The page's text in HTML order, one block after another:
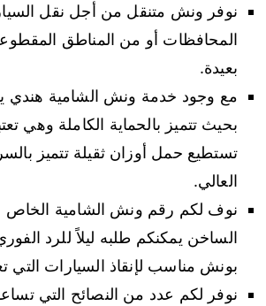
نوفر ونش متنقل من أجل نقل
المحافظات أو من المناطق
بعيدة.
مع وجود خدمة ونش الشامية هندي
بحيث تتميز بالحماية الكاملة وهي
تستطيع حمل أوزان ثقيلة تتميز
العالي.
نوف لكم رقم ونش الشامية الخاص
الساخن يمكنكم طلبه ليلاً للرد
بونش مناسب لإنقاذ السيارات
نوفر لكم عدد من النصائح التي